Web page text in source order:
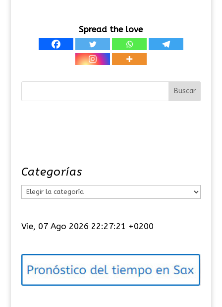
Spread the love
Categorías
e
o
í
Vie, 07 Ago 2026 22:27:22 +0200